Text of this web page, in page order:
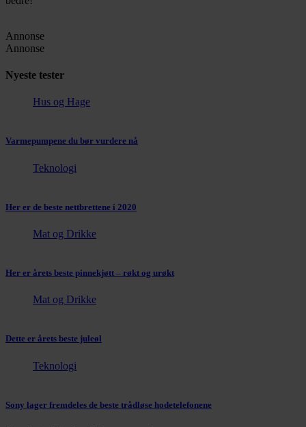
Annonse
Annonse
Nyeste tester
Hus og Hage
Varmepumpene du bør vurdere nå
Teknologi
Her er de beste nettbrettene i 2020
Mat og Drikke
Her er årets beste pinnekjøtt – røkt og urøkt
Mat og Drikke
Dette er årets beste juleøl
Teknologi
Sony lager fremdeles de beste trådløse hodetelefonene